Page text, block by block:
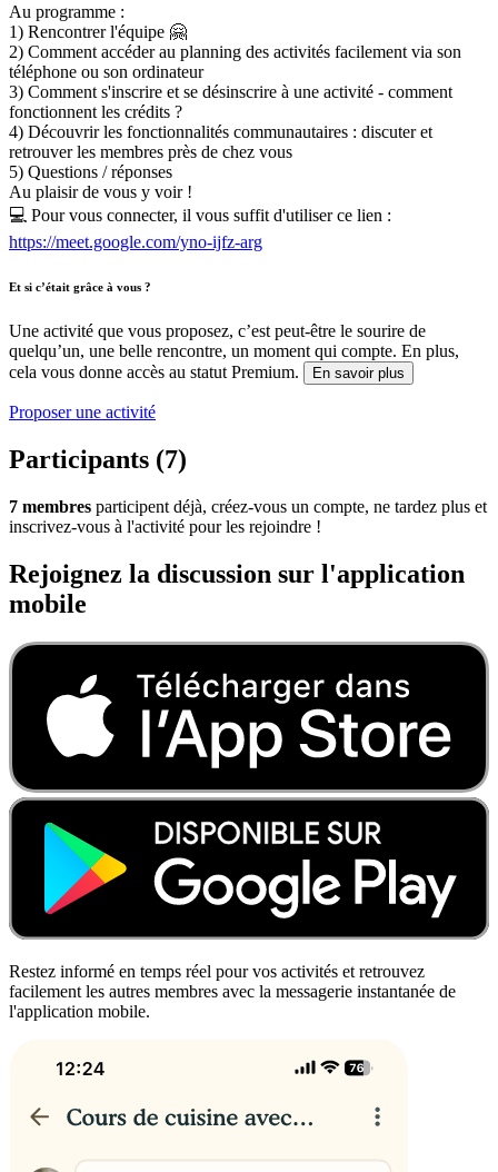
Au programme :
1) Rencontrer l'équipe 🤗
2) Comment accéder au planning des activités facilement via son
téléphone ou son ordinateur
3) Comment s'inscrire et se désinscrire à une activité - comment
fonctionnent les crédits ?
4) Découvrir les fonctionnalités communautaires : discuter et
retrouver les membres près de chez vous
5) Questions / réponses
Au plaisir de vous y voir !
💻 Pour vous connecter, il vous suffit d'utiliser ce lien :
https://meet.google.com/yno-ijfz-arg
Et si c’était grâce à vous ?
Une activité que vous proposez, c’est peut-être le sourire de
quelqu’un, une belle rencontre, un moment qui compte. En plus,
cela vous donne accès au statut Premium.
En savoir plus
Proposer une activité
Participants (7)
7 membres participent déjà, créez-vous un compte, ne tardez plus et
inscrivez-vous à l'activité pour les rejoindre !
Rejoignez la discussion sur l'application
mobile
Restez informé en temps réel pour vos activités et retrouvez
facilement les autres membres avec la messagerie instantanée de
l'application mobile.